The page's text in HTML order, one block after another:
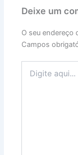
Deixe um
O seu endereço
Campos
aqui...